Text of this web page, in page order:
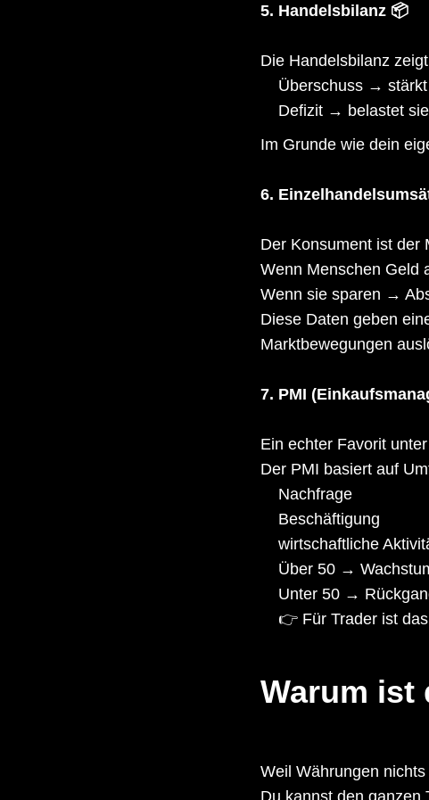
5. Handelsbilanz 📦
Die Handelsbilanz
Überschuss →
Defizit → belastet sie
Im Grunde wie dein
6.
Der Konsument ist der
Wenn Menschen Geld
Wenn sie sparen →
Diese Daten geben
Marktbewegungen
7. PMI
Ein echter Favorit
Der PMI basiert auf
Nachfrage
Beschäftigung
wirtschaftliche
Über 50 →
Unter 50 →
👉 Für Trader ist
Warum ist
Weil Währungen
Du kannst den ganzen